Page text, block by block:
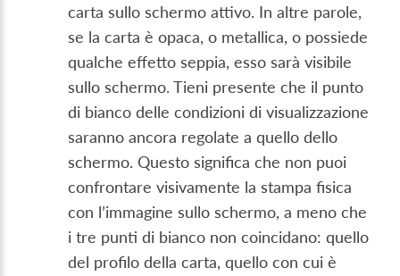
carta sullo schermo attivo. In altre parole,
se la carta è opaca, o metallica, o possiede
qualche effetto seppia, esso sarà visibile
sullo schermo. Tieni presente che il punto
di bianco delle condizioni di visualizzazione
saranno ancora regolate a quello dello
schermo. Questo significa che non puoi
confrontare visivamente la stampa fisica
con l’immagine sullo schermo, a meno che
i tre punti di bianco non coincidano: quello
del profilo della carta, quello con cui è